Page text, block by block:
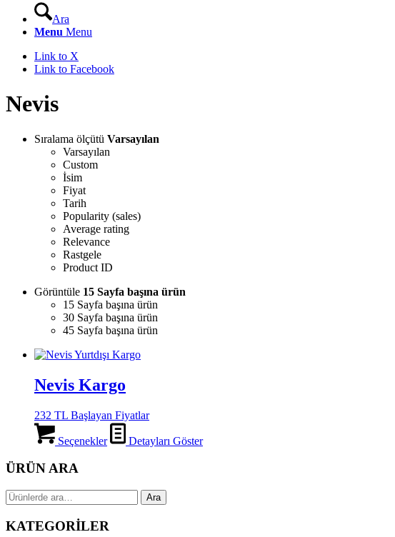
Ara
Menu Menu
Link to X
Link to Facebook
Nevis
Sıralama ölçütü Varsayılan
Varsayılan
Custom
İsim
Fiyat
Tarih
Popularity (sales)
Average rating
Relevance
Rastgele
Product ID
Görüntüle 15 Sayfa başına ürün
15 Sayfa başına ürün
30 Sayfa başına ürün
45 Sayfa başına ürün
Nevis Kargo
232 TL Başlayan Fiyatlar
Seçenekler Detayları Göster
ÜRÜN ARA
Ara: Ara
KATEGORİLER